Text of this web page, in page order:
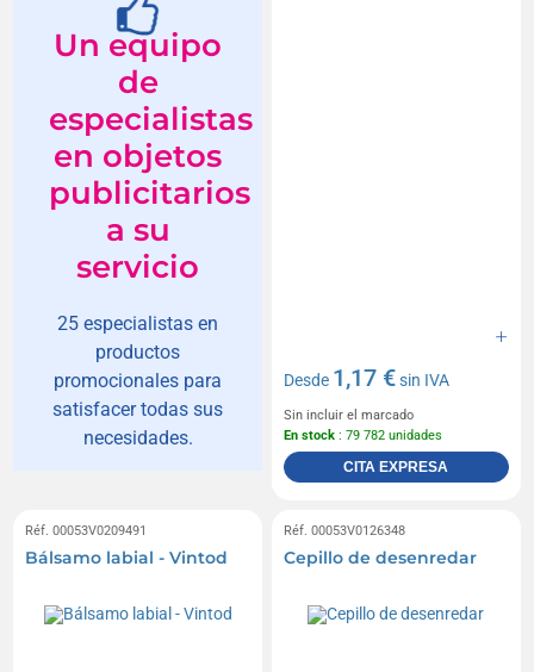
Un equipo
de
especialistas
en objetos
publicitarios
a su
servicio
25 especialistas en
productos
promocionales para
satisfacer todas sus
necesidades.
Desde 1,17 €sin IVA
Sin incluir el marcado
En stock : 79 782 unidades
CITA EXPRESA
Réf. 00053V0209491
Bálsamo labial - Vintod
Réf. 00053V0126348
Cepillo de desenredar